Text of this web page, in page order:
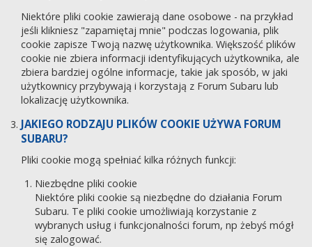
Niektóre pliki cookie zawierają dane osobowe - na przykład
jeśli klikniesz "zapamiętaj mnie" podczas logowania, plik
cookie zapisze Twoją nazwę użytkownika. Większość plików
cookie nie zbiera informacji identyfikujących użytkownika, ale
zbiera bardziej ogólne informacje, takie jak sposób, w jaki
użytkownicy przybywają i korzystają z Forum Subaru lub
lokalizację użytkownika.
JAKIEGO RODZAJU PLIKÓW COOKIE UŻYWA FORUM
SUBARU?
Pliki cookie mogą spełniać kilka różnych funkcji:
Niezbędne pliki cookie
Niektóre pliki cookie są niezbędne do działania Forum
Subaru. Te pliki cookie umożliwiają korzystanie z
wybranych usług i funkcjonalności forum, np żebyś mógł
się zalogować.